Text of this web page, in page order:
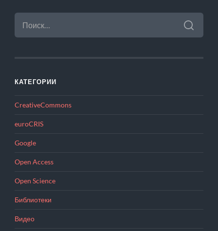
НАЙТИ:
КАТЕГОРИИ
CreativeCommons
euroCRIS
Google
Open Access
Open Science
Библиотеки
Видео